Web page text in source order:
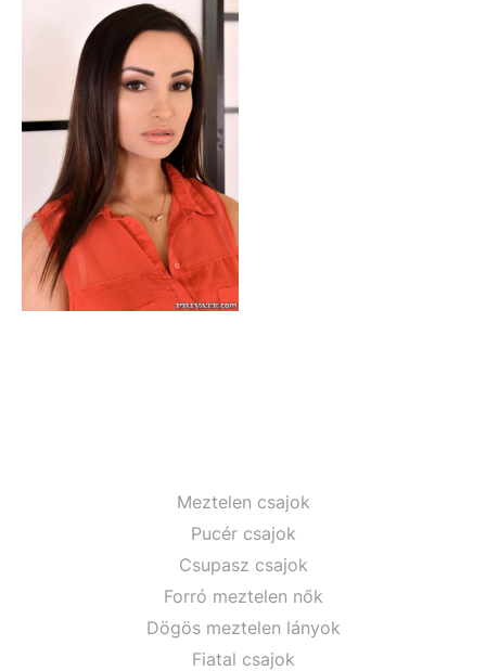
Meztelen csajok
Pucér csajok
Csupasz csajok
Forró meztelen nők
Dögös meztelen lányok
Fiatal csajok